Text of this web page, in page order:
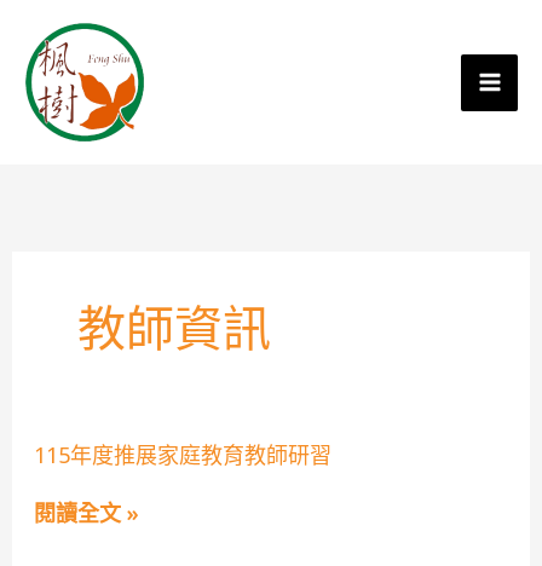
教師資訊
115年度推展家庭教育教師研習
115
年
度
推
閱讀全文 »